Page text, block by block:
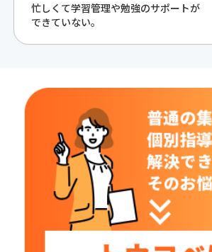
忙しくて学習管理や勉強のサポートが
できていない。